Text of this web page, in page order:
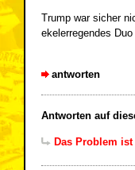
Trump war sicher
ekelerregendes
antworten
Antworten auf
Das Problem